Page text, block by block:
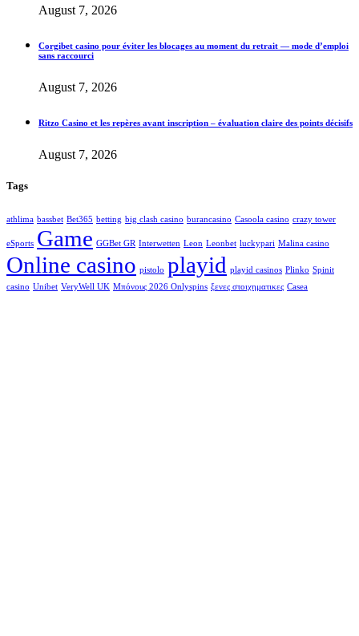
August 7, 2026
Corgibet casino pour éviter les blocages au moment du retrait — mode d’emploi
sans raccourci
August 7, 2026
Ritzo Casino et les repères avant inscription – évaluation claire des points décisifs
August 7, 2026
Tags
athlima bassbet Bet365 betting big clash casino burancasino Casoola casino crazy tower
eSports Game GGBet GR Interwetten Leon Leonbet luckypari Malina casino
Online casino pistolo playid playid casinos Plinko Spinit
casino Unibet VeryWell UK Μπόνους 2026 Onlyspins ξενες στοιχηματικες Сasea